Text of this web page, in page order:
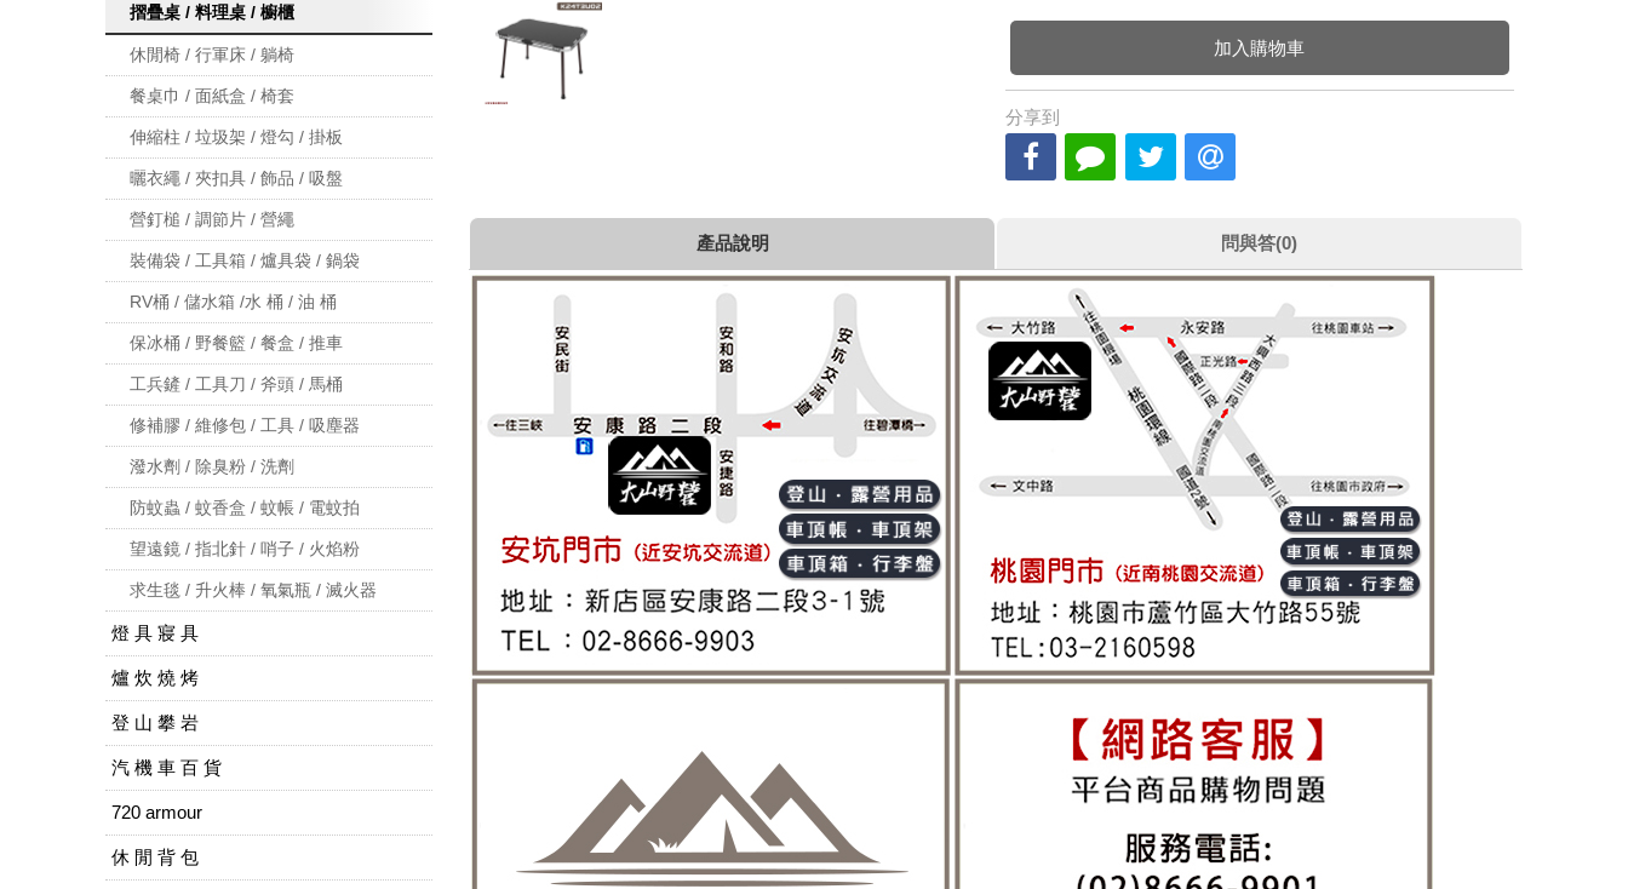
摺疊桌 / 料理桌 / 櫥櫃
休閒椅 / 行軍床 / 躺椅
餐桌巾 / 面紙盒 / 椅套
伸縮柱 / 垃圾架 / 燈勾 / 掛板
曬衣繩 / 夾扣具 / 飾品 / 吸盤
營釘槌 / 調節片 / 營繩
裝備袋 / 工具箱 / 爐具袋 / 鍋袋
RV桶 / 儲水箱 /水 桶 / 油 桶
保冰桶 / 野餐籃 / 餐盒 / 推車
工兵鏟 / 工具刀 / 斧頭 / 馬桶
修補膠 / 維修包 / 工具 / 吸塵器
潑水劑 / 除臭粉 / 洗劑
防蚊蟲 / 蚊香盒 / 蚊帳 / 電蚊拍
望遠鏡 / 指北針 / 哨子 / 火焰粉
求生毯 / 升火棒 / 氧氣瓶 / 滅火器
燈 具 寢 具
爐 炊 燒 烤
登 山 攀 岩
汽 機 車 百 貨
720 armour
休 閒 背 包
加入購物車
分享到
產品說明 問與答(0)